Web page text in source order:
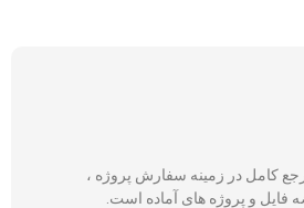
کامل در زمینه سفارش پروژه ،
و پروژه های آماده است.